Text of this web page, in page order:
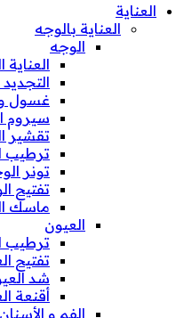
العناية
العناية بالوجه
الوجه
العناية
غسول
سيروم
تقشير
ترطيب
تونر
تفتيح
ماسك
العيون
ترطيب
تفتيح
شد
أقنعة
الفم و الأسنان